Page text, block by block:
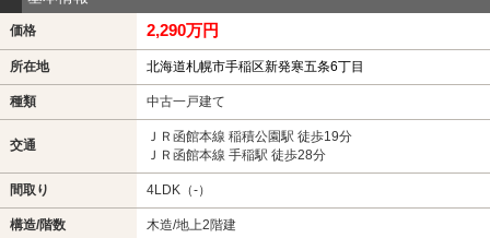
価格 2,290万円
所在地 北海道札幌市手稲区新発寒五条6丁目
種類 中古一戸建て
交通
ＪＲ函館本線 稲積公園駅 徒歩19分
ＪＲ函館本線 手稲駅 徒歩28分
間取り 4LDK（-）
構造/階数 木造/地上2階建